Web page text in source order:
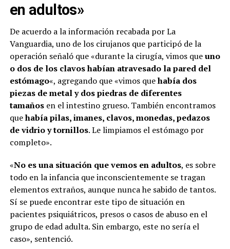
en adultos»
De acuerdo a la información recabada por La
Vanguardia, uno de los cirujanos que participó de la
operación señaló que «durante la cirugía, vimos queuno
o dos de los clavos habían atravesado la pared del
estómago«, agregando que «vimos quehabía dos
piezas de metal y dos piedras de diferentes
tamañosen el intestino grueso. También encontramos
quehabía pilas, imanes, clavos, monedas, pedazos
de vidrio y tornillos. Le limpiamos el estómago por
completo».
«No es una situación que vemos en adultos, es sobre
todo en la infancia que inconscientemente se tragan
elementos extraños, aunque nunca he sabido de tantos.
Sí se puede encontrar este tipo de situación en
pacientes psiquiátricos, presos o casos de abuso en el
grupo de edad adulta. Sin embargo, este no sería el
caso», sentenció.